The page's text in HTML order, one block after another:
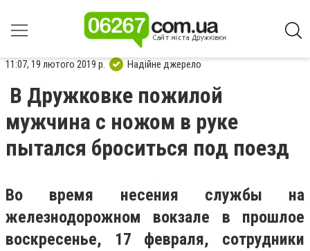
11:07, 19 лютого 2019 р. Надійне джерело
В Дружковке пожилой
мужчина с ножом в руке
пытался броситься под поезд
Во время несения службы на
железнодорожном вокзале в прошлое
воскресенье, 17 февраля, сотрудники